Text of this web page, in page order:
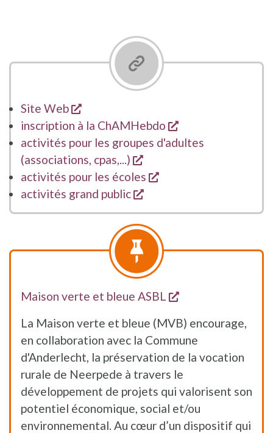
Site Web
s'ouvre dans une nouvelle fenêtre
inscription à la ChAMHebdo
s'ouvre dans une
activités pour les groupes d'adultes
(associations, cpas,...)
s'ouvre dans une
activités pour les écoles
s'ouvre dans une
activités grand public
s'ouvre dans une
Maison verte et bleue ASBL
s'ouvre dans une
La Maison verte et bleue (MVB) encourage,
en collaboration avec la Commune
d'Anderlecht, la préservation de la vocation
rurale de Neerpede à travers le
développement de projets qui valorisent son
potentiel économique, social et/ou
environnemental. Au cœur d’un dispositif qui